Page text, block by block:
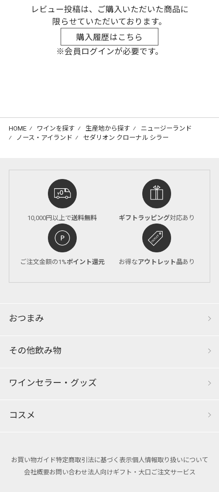
レビュー投稿は、ご購入いただいた商品に
限らせていただいております。
購入履歴はこちら
※会員ログインが必要です。
HOME ⁄ ワインを探す ⁄ 生産地から探す ⁄ ニュージーランド
⁄ ノース・アイランド ⁄ セダリオン クローナル シラー
10,000円以上で送料無料 ギフトラッピング対応あり
ご注文金額の1%ポイント還元 お得なアウトレット品あり
おつまみ
その他飲み物
ワインセラー・グッズ
コスメ
お買い物ガイド特定商取引法に基づく表示個人情報取り扱いについて
会社概要お問い合わせ法人向けギフト・大口ご注文サービス